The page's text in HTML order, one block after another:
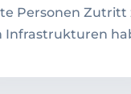
Personen Zutritt
Infrastrukturen